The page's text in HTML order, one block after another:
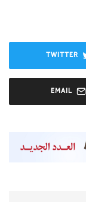
TWITTER
EMAIL